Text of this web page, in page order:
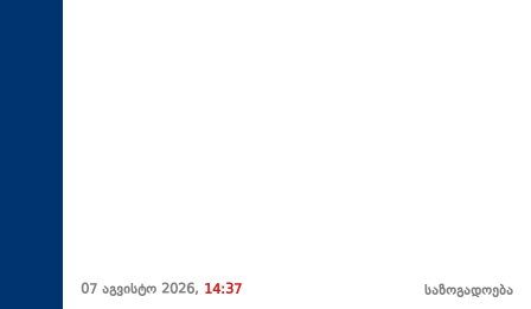
07 აგვისტო 2026, 14:37 საზოგადოება